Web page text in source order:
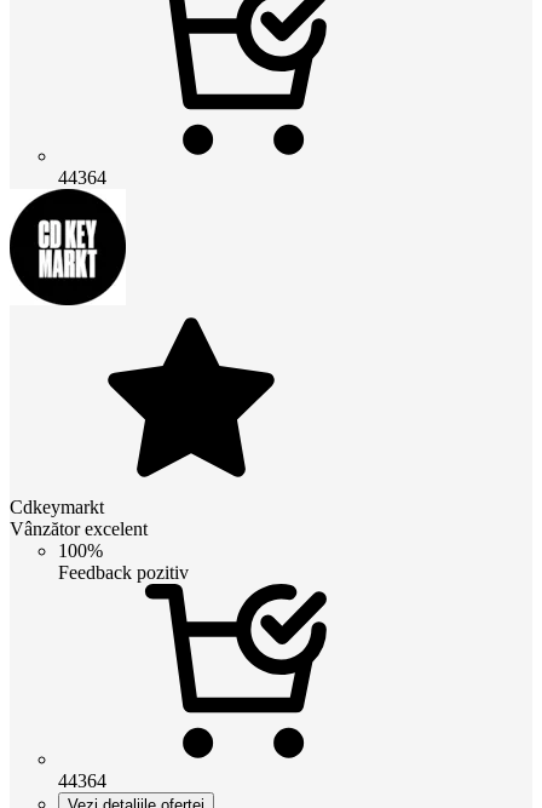
44364
Cdkeymarkt
Vânzător excelent
100%
Feedback pozitiv
44364